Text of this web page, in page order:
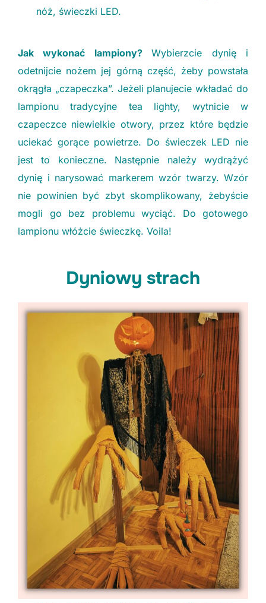
nóż, świeczki LED.
Jak wykonać lampiony?Wybierzcie dynię i
odetnijcie nożem jej górną część, żeby powstała
okrągła „czapeczka”. Jeżeli planujecie wkładać do
lampionu tradycyjne tea lighty, wytnicie w
czapeczce niewielkie otwory, przez które będzie
uciekać gorące powietrze. Do świeczek LED nie
jest to konieczne. Następnie należy wydrążyć
dynię i narysować markerem wzór twarzy. Wzór
nie powinien być zbyt skomplikowany, żebyście
mogli go bez problemu wyciąć. Do gotowego
lampionu włóżcie świeczkę. Voila!
Dyniowy strach